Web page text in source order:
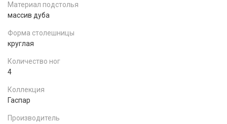
Материал подстолья
массив дуба
Форма столешницы
круглая
Количество ног
4
Коллекция
Гаспар
Производитель